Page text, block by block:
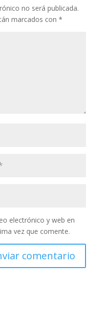
no será publicada.
marcados con *
electrónico y web en
vez que comente.